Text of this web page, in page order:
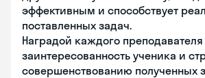
эффективным и способствует
поставленных задач.
Наградой каждого преподавателя
заинтересованность ученика и
совершенствованию полученных